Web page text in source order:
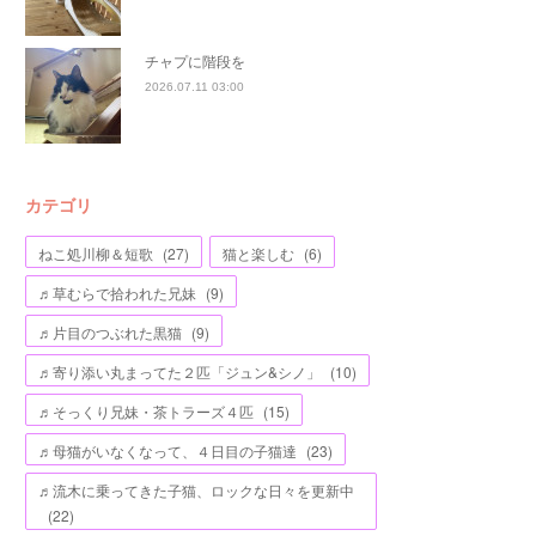
チャプに階段を
2026.07.11 03:00
カテゴリ
ねこ処川柳＆短歌 (27) 猫と楽しむ (6)
♬草むらで拾われた兄妹 (9)
♬片目のつぶれた黒猫 (9)
♬寄り添い丸まってた２匹「ジュン&シノ」
(10)
♬そっくり兄妹・茶トラーズ４匹 (15)
♬母猫がいなくなって、４日目の子猫達 (23)
♬流木に乗ってきた子猫、ロックな日々を更新中
(22)